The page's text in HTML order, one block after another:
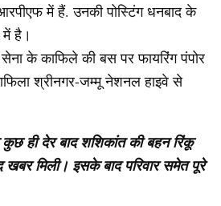
में हैं. उनकी पोस्टिंग धनबाद के
है।
के काफिले की बस पर फायरिंग पंपोर
श्रीनगर-जम्मू नेशनल हाइवे से
ही देर बाद शशिकांत की बहन रिंकू
मिली। इसके बाद परिवार समेत पूरे